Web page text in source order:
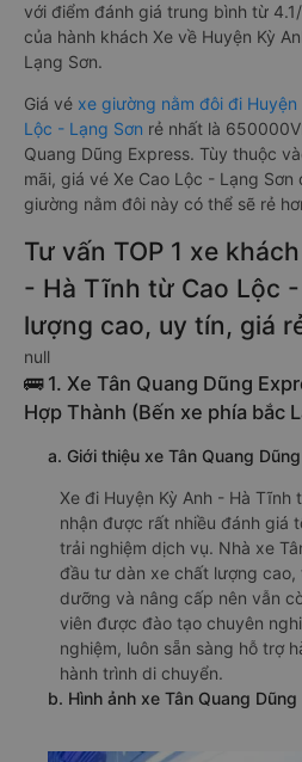
với điểm đánh giá trung bình từ
của hành khách Xe về Huyện Kỳ
Lạng Sơn.
Giá vé xe giường nằm đôi đi
Lộc - Lạng Sơn rẻ nhất là
Quang Dũng Express. Tùy thuộc
mãi, giá vé Xe Cao Lộc - Lạng Sơn
giường nằm đôi này có thể sẽ rẻ
Tư vấn TOP 1 xe
- Hà Tĩnh từ Cao Lộc
lượng cao, uy tín, giá
null
🚌 1. Xe Tân Quang Dũng
Hợp Thành (Bến xe phía bắc
a. Giới thiệu xe Tân Quang
Xe đi Huyện Kỳ Anh - Hà Tĩnh
nhận được rất nhiều đánh giá
trải nghiệm dịch vụ. Nhà xe
đầu tư dàn xe chất lượng
dưỡng và nâng cấp nên vẫn
viên được đào tạo chuyên
nghiệm, luôn sẵn sàng hỗ trợ
hành trình di chuyển.
b. Hình ảnh xe Tân Quang